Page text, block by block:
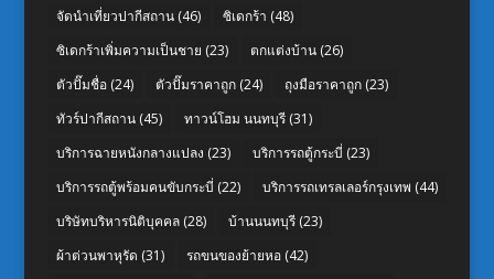
จัดนำเที่ยวปากีสถาน(46) ซิเดกร้า (48)
ซิเดกร้าเพิ่มความเป็นชาย (23) ตกแต่งบ้าน(26)
ตัวปั๊มชื่อ(24) ตัวปั๊มราคาถูก(24) ถุงมือราคาถูก(23)
ทัวร์ปากีสถาน(45) ทาวน์โฮม นนทบุรี(31)
บริการฉายหนังกลางแปลง (23) บริการรถตู้กระบี่ (23)
บริการรถตู้พร้อมคนขับกระบี่ (22) บริการรถเทรลเลอร์กรุงเทพ (44)
บริษัทบริหารนิติบุคคล(28) บ้านนนทบุรี(23)
ผ้าต่วนพาหุรัด (31) รถขนของย้ายหอ(42)